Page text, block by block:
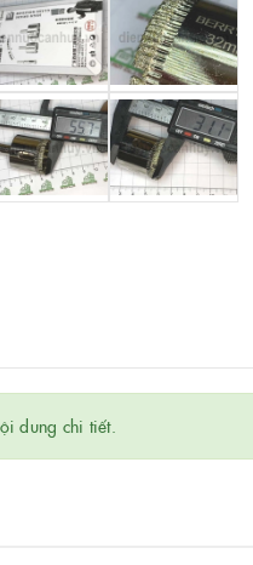
dung chi tiết.